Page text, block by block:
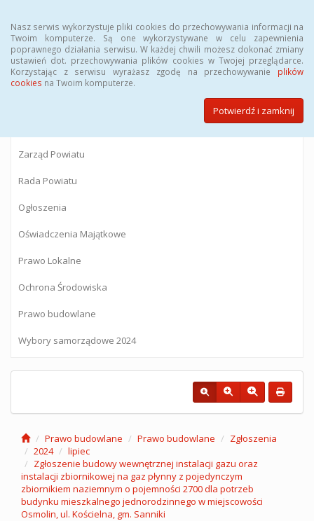
Nasz serwis wykorzystuje pliki cookies do przechowywania informacji na
Twoim komputerze. Są one wykorzystywane w celu zapewnienia
poprawnego działania serwisu. W każdej chwili możesz dokonać zmiany
ustawień dot. przechowywania plików cookies w Twojej przeglądarce.
Korzystając z serwisu wyrażasz zgodę na przechowywanie plików
cookies na Twoim komputerze.
Potwierdź i zamknij
BIULETYN INFORMACJI PUBLICZNEJ
Starostwa Powiatowego w Gostyninie
Zarząd Powiatu
Rada Powiatu
Ogłoszenia
Oświadczenia Majątkowe
Prawo Lokalne
Ochrona Środowiska
Prawo budowlane
Wybory samorządowe 2024
Prawo budowlane Prawo budowlane
Zgłoszenia
2024
lipiec
Zgłoszenie budowy wewnętrznej instalacji gazu oraz
instalacji zbiornikowej na gaz płynny z pojedynczym
zbiornikiem naziemnym o pojemności 2700 dla potrzeb
budynku mieszkalnego jednorodzinnego w miejscowości
Osmolin, ul. Kościelna, gm. Sanniki